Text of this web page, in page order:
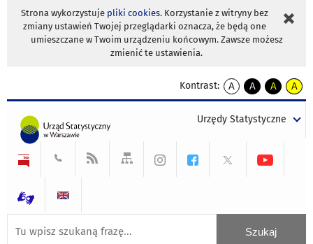
Strona wykorzystuje pliki cookies. Korzystanie z witryny bez
zmiany ustawień Twojej przeglądarki oznacza, że będą one
umieszczane w Twoim urządzeniu końcowym. Zawsze możesz
zmienić te ustawienia.
Kontrast:
A
kontrast
A
kontrast
tekst
czarnym
A
kontrast
tekst
czarnym
A
tekst
żółtym
Urzędy Statystyczne